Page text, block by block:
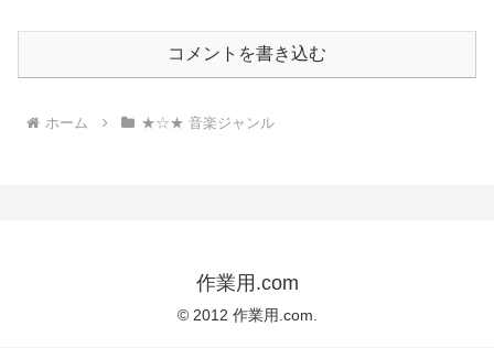
コメントを書き込む
ホーム ★☆★ 音楽ジャンル
作業用.com
© 2012 作業用.com.